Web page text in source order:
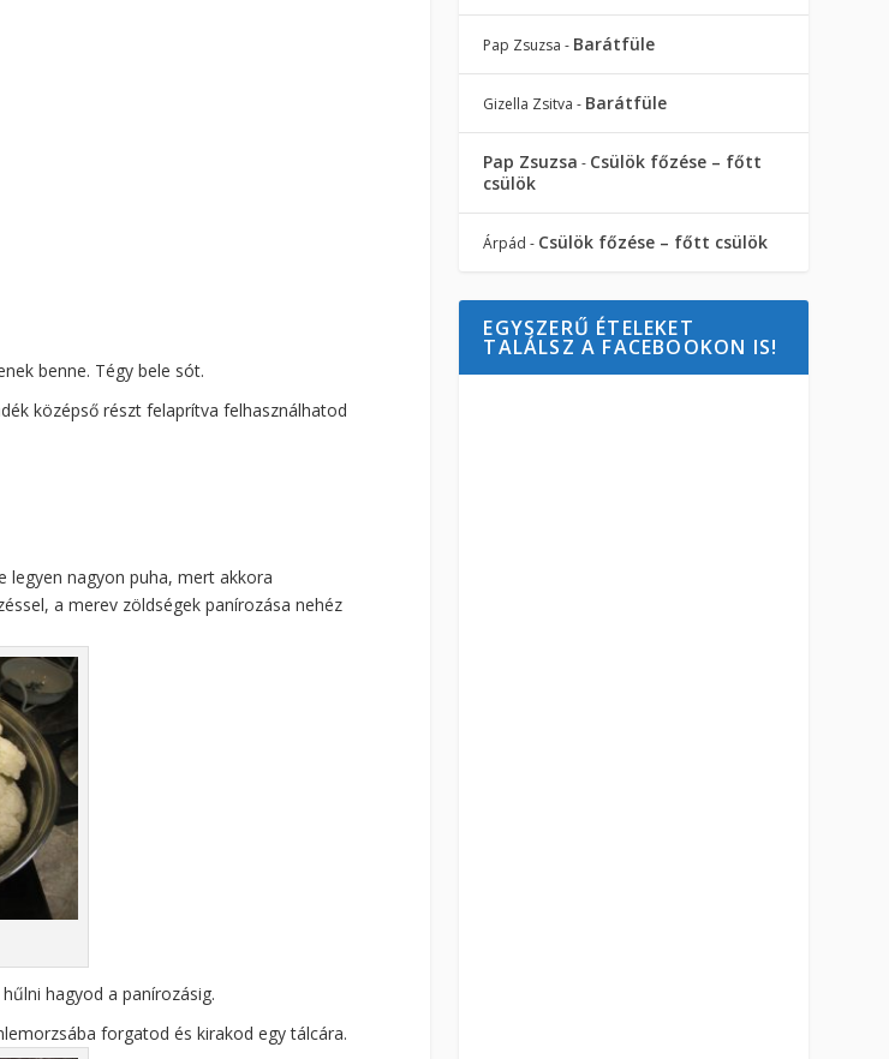
benne. Tégy bele sót.
középső részt felaprítva felhasználhatod
legyen nagyon puha, mert akkora
a merev zöldségek panírozása nehéz
hagyod a panírozásig.
forgatod és kirakod egy tálcára.
Pap Zsuzsa - Barátfüle
Gizella Zsitva - Barátfüle
Pap Zsuzsa - Csülök főzése – főtt
csülök
Árpád - Csülök főzése – főtt csülök
EGYSZERŰ ÉTELEKET
TALÁLSZ A FACEBOOKON IS!